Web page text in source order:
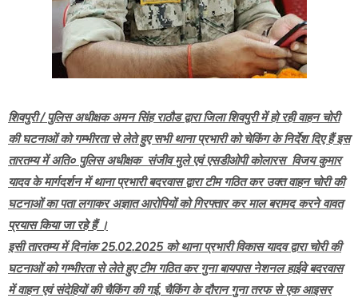
शिवपुरी / पुलिस अधीक्षक अमन सिंह राठौड द्वारा जिला शिवपुरी में हो रही वाहन चोरी
की घटनाओं को गम्भीरता से लेते हुए सभी थाना प्रभारी को चेकिंग के निर्देश दिए हैं इस
तारतम्य में अति० पुलिस अधीक्षक संजीव मुले एवं एसडीओपी कोलारस विजय कुमार
यादव के मार्गदर्शन में थाना प्रभारी बदरवास द्वारा टीम गठित कर उक्त वाहन चोरी की
घटनाओं का पता लगाकर अज्ञात आरोपियों को गिरफ्तार कर माल बरामद करने वावत
प्रयास किया जा रहे हैं ।
इसी तारतम्य में दिनांक 25.02.2025 को थाना प्रभारी विकास यादव द्वारा चोरी की
घटनाओं को गम्भीरता से लेते हुए टीम गठित कर गुना बायपास नेशनल हाईवे बदरवास
में वाहन एवं संदेहियों की चैकिंग की गई, चैकिंग के दौरान गुना तरफ से एक आइसर